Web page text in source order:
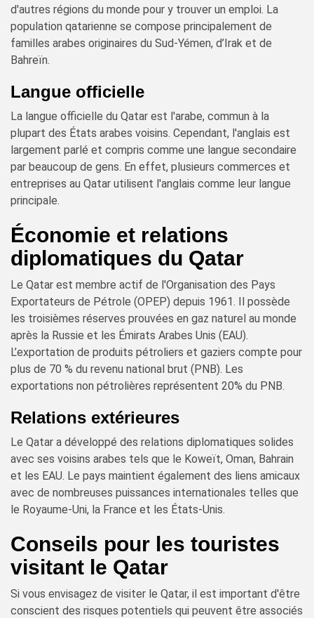
d'autres régions du monde pour y trouver un emploi. La
population qatarienne se compose principalement de
familles arabes originaires du Sud-Yémen, d’Irak et de
Bahreïn.
Langue officielle
La langue officielle du Qatar est l'arabe, commun à la
plupart des États arabes voisins. Cependant, l'anglais est
largement parlé et compris comme une langue secondaire
par beaucoup de gens. En effet, plusieurs commerces et
entreprises au Qatar utilisent l'anglais comme leur langue
principale.
Économie et relations
diplomatiques du Qatar
Le Qatar est membre actif de l'Organisation des Pays
Exportateurs de Pétrole (OPEP) depuis 1961. Il possède
les troisièmes réserves prouvées en gaz naturel au monde
après la Russie et les Émirats Arabes Unis (EAU).
L’exportation de produits pétroliers et gaziers compte pour
plus de 70 % du revenu national brut (PNB). Les
exportations non pétrolières représentent 20% du PNB.
Relations extérieures
Le Qatar a développé des relations diplomatiques solides
avec ses voisins arabes tels que le Koweït, Oman, Bahrain
et les EAU. Le pays maintient également des liens amicaux
avec de nombreuses puissances internationales telles que
le Royaume-Uni, la France et les États-Unis.
Conseils pour les touristes
visitant le Qatar
Si vous envisagez de visiter le Qatar, il est important d'être
conscient des risques potentiels qui peuvent être associés